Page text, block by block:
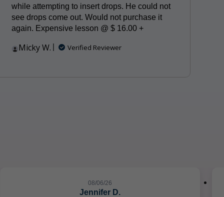
while attempting to insert drops. He could not
see drops come out. Would not purchase it
again. Expensive lesson @ $ 16.00 +
Micky W. Verified Reviewer
Heather W.
08/05/26